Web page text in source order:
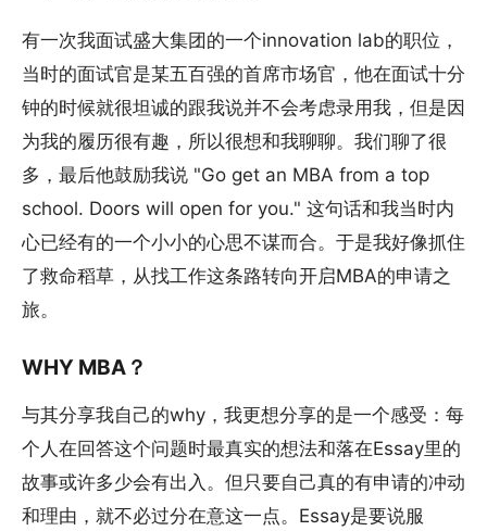
有一次我面试盛大集团的一个innovation lab的职位，
当时的面试官是某五百强的首席市场官，他在面试十分
钟的时候就很坦诚的跟我说并不会考虑录用我，但是因
为我的履历很有趣，所以很想和我聊聊。我们聊了很
多，最后他鼓励我说 "Go get an MBA from a top
school. Doors will open for you." 这句话和我当时内
心已经有的一个小小的心思不谋而合。于是我好像抓住
了救命稻草，从找工作这条路转向开启MBA的申请之
旅。
WHY MBA？
与其分享我自己的why，我更想分享的是一个感受：每
个人在回答这个问题时最真实的想法和落在Essay里的
故事或许多少会有出入。但只要自己真的有申请的冲动
和理由，就不必过分在意这一点。Essay是要说服